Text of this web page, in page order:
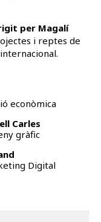
per Magalí
i reptes de
econòmica
Carles
gràfic
Digital